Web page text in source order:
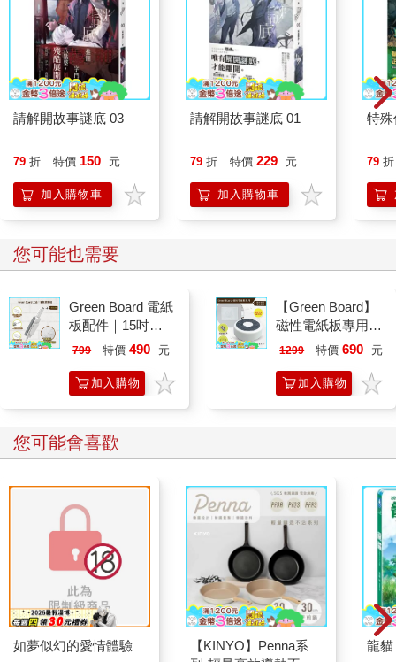
請解開故事謎底 03
79 折 特價 150 元
加入購物車
請解開故事謎底 01
79 折 特價 229 元
加入購物車
特
79 折
您可能也需要
Green Board 電紙
板配件｜15吋
ECO專用 三合一
板 替換筆 板擦
799 特價 490 元
加入購物
【Green Board】
磁性電紙板專用 -
二合一圓形速擦激
專利設計
1299 特價 690 元
加入購物
您可能會喜歡
如夢似幻的愛情體驗
【KINYO】Penna系
龍